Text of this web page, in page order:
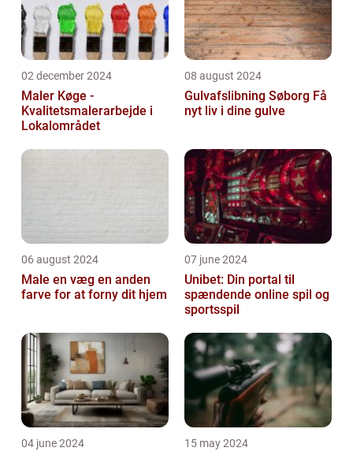
02 december 2024
Maler Køge -
Kvalitetsmalerarbejde i
Lokalområdet
08 august 2024
Gulvafslibning Søborg Få
nyt liv i dine gulve
06 august 2024
Male en væg en anden
farve for at forny dit hjem
07 june 2024
Unibet: Din portal til
spændende online spil og
sportsspil
04 june 2024 15 may 2024